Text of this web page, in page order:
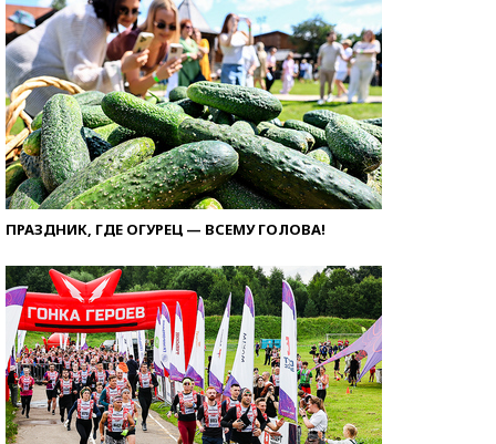
ПРАЗДНИК, ГДЕ ОГУРЕЦ — ВСЕМУ ГОЛОВА!